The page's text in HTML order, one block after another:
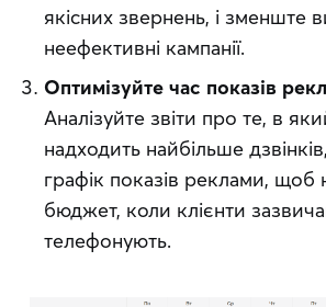
якісних звернень, і зменште
неефективні кампанії.
Оптимізуйте час показів
Аналізуйте звіти про те, в
надходить найбільше
графік показів реклами, щоб
бюджет, коли клієнти
телефонують.